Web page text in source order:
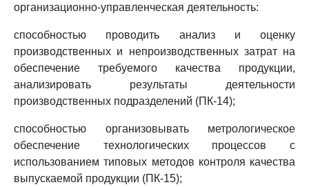
организационно-управленческая деятельность:
способностью проводить анализ и оценку
производственных и непроизводственных затрат на
обеспечение требуемого качества продукции,
анализировать результаты деятельности
производственных подразделений (ПК-14);
способностью организовывать метрологическое
обеспечение технологических процессов с
использованием типовых методов контроля качества
выпускаемой продукции (ПК-15);